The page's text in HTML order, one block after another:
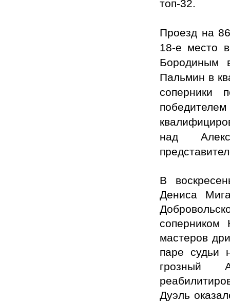
топ-32.
Проезд на
18-е место
Бородиным
Пальмин в
соперники
над
В
Дениса
мастеров
паре судьи
грозный
Дуэль